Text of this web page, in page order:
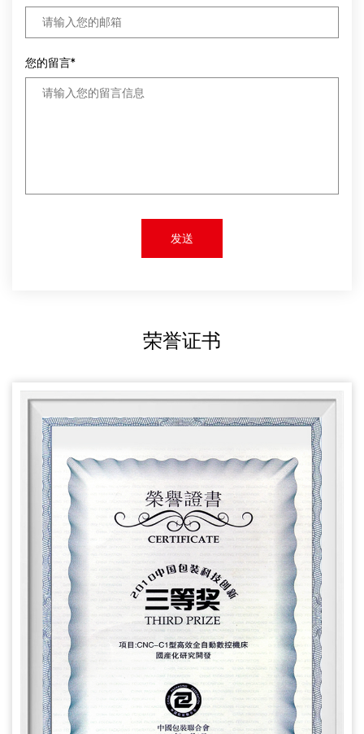
您的留言*
荣誉证书